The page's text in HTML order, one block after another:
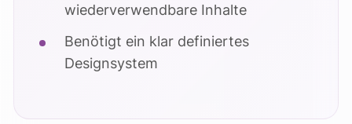
wiederverwendbare Inhalte
Benötigt ein klar definiertes
Designsystem